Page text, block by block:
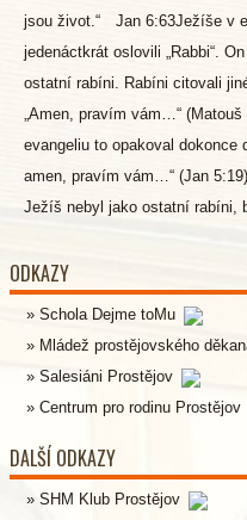
jsou život.“ Jan 6:63Ježíše v
jedenáctkrát oslovili „Rabbi“.
ostatní rabíni. Rabíni citovali
„Amen, pravím vám…“
evangeliu to opakoval dokonce
amen, pravím vám…“ (Jan
Ježíš nebyl jako ostatní rabíni,
ODKAZY
Schola Dejme toMu
Mládež prostějovského
Salesiáni Prostějov
Centrum pro rodinu Prostějov
DALŠÍ ODKAZY
SHM Klub Prostějov